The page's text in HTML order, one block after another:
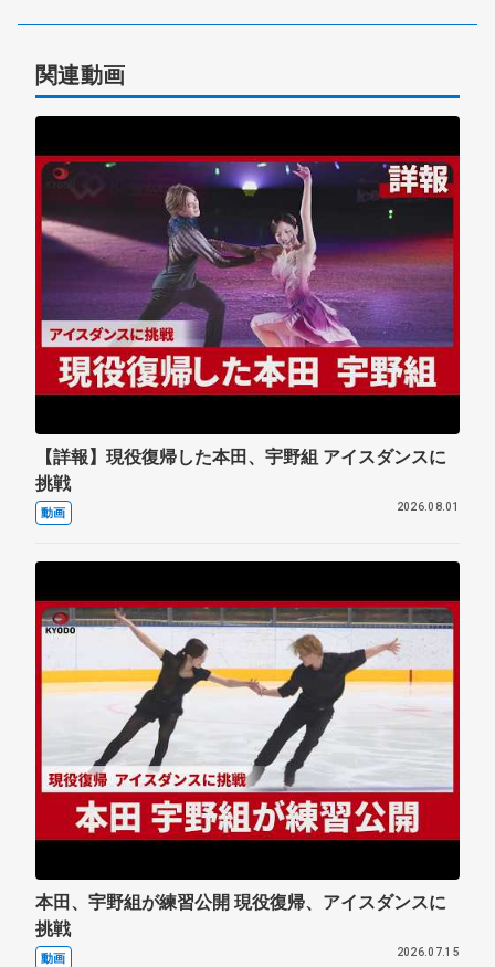
関連動画
【詳報】現役復帰した本田、宇野組 アイスダンスに
挑戦
動画 2026.08.01
本田、宇野組が練習公開 現役復帰、アイスダンスに
挑戦
動画 2026.07.15